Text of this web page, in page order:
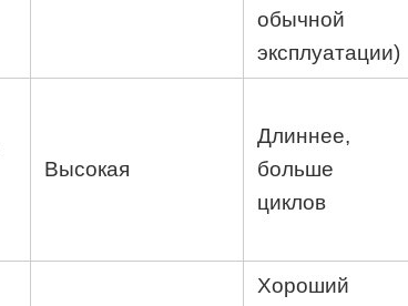
обычной
эксплуатации)
Высокая
Длиннее,
больше
циклов
Хороший